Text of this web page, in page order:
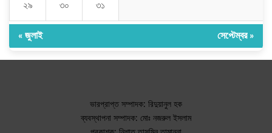
২৯ ৩০ ৩১
« জুলাই সেপ্টেম্বর »
ভারপ্রাপ্ত সম্পাদক: রিদুয়ানুল হক
ব্যবস্থাপনা সম্পাদক: মোঃ নজরুল ইসলাম